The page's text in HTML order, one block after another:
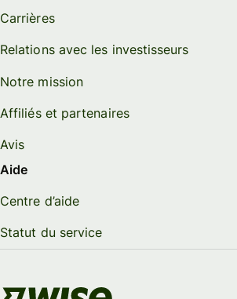
Carrières
Relations avec les investisseurs
Notre mission
Affiliés et partenaires
Avis
Aide
Centre d’aide
Statut du service